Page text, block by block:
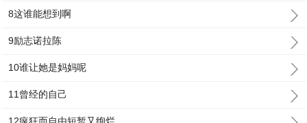
8这谁能想到啊
9励志诺拉陈
10谁让她是妈妈呢
11曾经的自己